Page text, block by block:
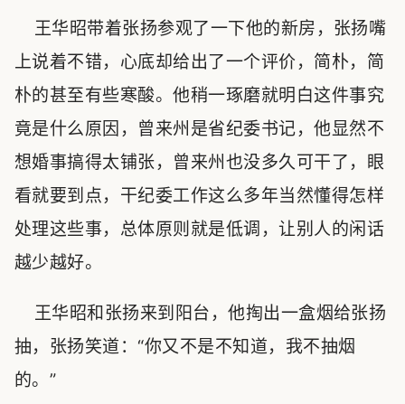
王华昭带着张扬参观了一下他的新房，张扬嘴
上说着不错，心底却给出了一个评价，简朴，简
朴的甚至有些寒酸。他稍一琢磨就明白这件事究
竟是什么原因，曾来州是省纪委书记，他显然不
想婚事搞得太铺张，曾来州也没多久可干了，眼
看就要到点，干纪委工作这么多年当然懂得怎样
处理这些事，总体原则就是低调，让别人的闲话
越少越好。
王华昭和张扬来到阳台，他掏出一盒烟给张扬
抽，张扬笑道：“你又不是不知道，我不抽烟
的。”